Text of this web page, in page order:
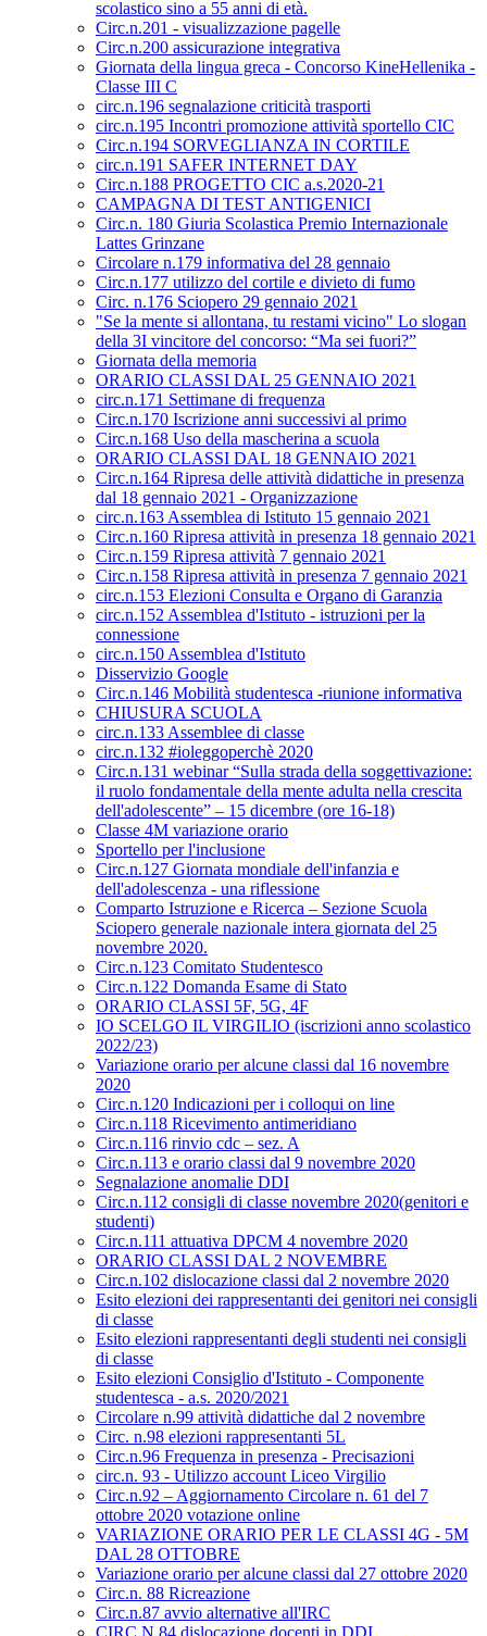
scolastico sino a 55 anni di età.
Circ.n.201 - visualizzazione pagelle
Circ.n.200 assicurazione integrativa
Giornata della lingua greca - Concorso KineHellenika -
Classe III C
circ.n.196 segnalazione criticità trasporti
circ.n.195 Incontri promozione attività sportello CIC
Circ.n.194 SORVEGLIANZA IN CORTILE
circ.n.191 SAFER INTERNET DAY
Circ.n.188 PROGETTO CIC a.s.2020-21
CAMPAGNA DI TEST ANTIGENICI
Circ.n. 180 Giuria Scolastica Premio Internazionale
Lattes Grinzane
Circolare n.179 informativa del 28 gennaio
Circ.n.177 utilizzo del cortile e divieto di fumo
Circ. n.176 Sciopero 29 gennaio 2021
"Se la mente si allontana, tu restami vicino" Lo slogan
della 3I vincitore del concorso: “Ma sei fuori?”
Giornata della memoria
ORARIO CLASSI DAL 25 GENNAIO 2021
circ.n.171 Settimane di frequenza
Circ.n.170 Iscrizione anni successivi al primo
Circ.n.168 Uso della mascherina a scuola
ORARIO CLASSI DAL 18 GENNAIO 2021
Circ.n.164 Ripresa delle attività didattiche in presenza
dal 18 gennaio 2021 - Organizzazione
circ.n.163 Assemblea di Istituto 15 gennaio 2021
Circ.n.160 Ripresa attività in presenza 18 gennaio 2021
Circ.n.159 Ripresa attività 7 gennaio 2021
Circ.n.158 Ripresa attività in presenza 7 gennaio 2021
circ.n.153 Elezioni Consulta e Organo di Garanzia
circ.n.152 Assemblea d'Istituto - istruzioni per la
connessione
circ.n.150 Assemblea d'Istituto
Disservizio Google
Circ.n.146 Mobilità studentesca -riunione informativa
CHIUSURA SCUOLA
circ.n.133 Assemblee di classe
circ.n.132 #ioleggoperchè 2020
Circ.n.131 webinar “Sulla strada della soggettivazione:
il ruolo fondamentale della mente adulta nella crescita
dell'adolescente” – 15 dicembre (ore 16-18)
Classe 4M variazione orario
Sportello per l'inclusione
Circ.n.127 Giornata mondiale dell'infanzia e
dell'adolescenza - una riflessione
Comparto Istruzione e Ricerca – Sezione Scuola
Sciopero generale nazionale intera giornata del 25
novembre 2020.
Circ.n.123 Comitato Studentesco
Circ.n.122 Domanda Esame di Stato
ORARIO CLASSI 5F, 5G, 4F
IO SCELGO IL VIRGILIO (iscrizioni anno scolastico
2022/23)
Variazione orario per alcune classi dal 16 novembre
2020
Circ.n.120 Indicazioni per i colloqui on line
Circ.n.118 Ricevimento antimeridiano
Circ.n.116 rinvio cdc – sez. A
Circ.n.113 e orario classi dal 9 novembre 2020
Segnalazione anomalie DDI
Circ.n.112 consigli di classe novembre 2020(genitori e
studenti)
Circ.n.111 attuativa DPCM 4 novembre 2020
ORARIO CLASSI DAL 2 NOVEMBRE
Circ.n.102 dislocazione classi dal 2 novembre 2020
Esito elezioni dei rappresentanti dei genitori nei consigli
di classe
Esito elezioni rappresentanti degli studenti nei consigli
di classe
Esito elezioni Consiglio d'Istituto - Componente
studentesca - a.s. 2020/2021
Circolare n.99 attività didattiche dal 2 novembre
Circ. n.98 elezioni rappresentanti 5L
Circ.n.96 Frequenza in presenza - Precisazioni
circ.n. 93 - Utilizzo account Liceo Virgilio
Circ.n.92 – Aggiornamento Circolare n. 61 del 7
ottobre 2020 votazione online
VARIAZIONE ORARIO PER LE CLASSI 4G - 5M
DAL 28 OTTOBRE
Variazione orario per alcune classi dal 27 ottobre 2020
Circ.n. 88 Ricreazione
Circ.n.87 avvio alternative all'IRC